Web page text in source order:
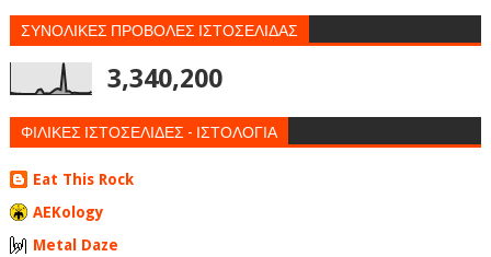
ΣΥΝΟΛΙΚΕΣ ΠΡΟΒΟΛΕΣ ΙΣΤΟΣΕΛΙΔΑΣ
3,340,200
ΦΙΛΙΚΕΣ ΙΣΤΟΣΕΛΙΔΕΣ - ΙΣΤΟΛΟΓΙΑ
Eat This Rock
AEKology
Metal Daze